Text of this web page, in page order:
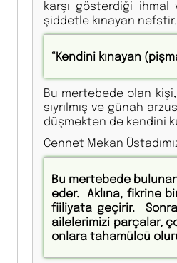
karşı gösterdiği ihmal
şiddetle kınayan nefstir.
“Kendini kınayan
Bu mertebede olan
sıyrılmış ve günah
düşmekten de kendini
Cennet Mekan
Bu mertebede
eder. Aklına, fikrine
fiiliyata geçirir.
ailelerimizi parçalar,
onlara tahamülcü